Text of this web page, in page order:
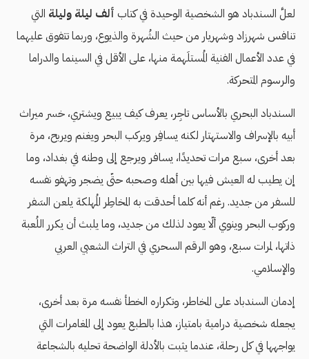
لعلَّ السندباد هو الشخصية الوحيدة في كتاب ألف ليلة وليلة التي
تنافس شهرزاد وشهريار من حيث الشُهرة والذيوع، وربما تتفوق عليهما
في عدد الأعمال الفنية المُستلَهمة منها، على الأقل في السينما والدراما
والرسوم المتحركة.
السندباد البحري بالأساس تاجِر، يعرف كيف يبيع ويشتري، خسر ميراث
أبيه بالإسراف والاستهتار لكنه يسافِر ويركب البحر ويغنم ويربح، مرة
بعد أخرى، سبع مرات تحديدًا، يسافر ويرجع إلى وطنه في بغداد، وما
إن يطيب له العيش فيها بين أهله وصحبه حتّى يضجر وتهفو نفسه
للسفر من جديد. رغم أنه كلما أحدقت به المخاطِر المُهلكة يلعن السَفر
وركوب البحر وينوي ألّا يعود لذلك من جديد، وما يلبث أن يكرر اللُعبة
ذاتها، لمرات سبع، وهو الرقم السحري في التراث الشعبي العربي
والإسلامي.
إدمان السندباد على المخاطر، وتكراره الخطأ نفسه مرة بعد أخرى،
يجعله شخصية درامية بامتياز، هذا بالطبع يعود إلى المغامرات التي
يواجهها في كل رحلة، عندما يثبت بالأدلة الواضحة تحليه بالشجاعة